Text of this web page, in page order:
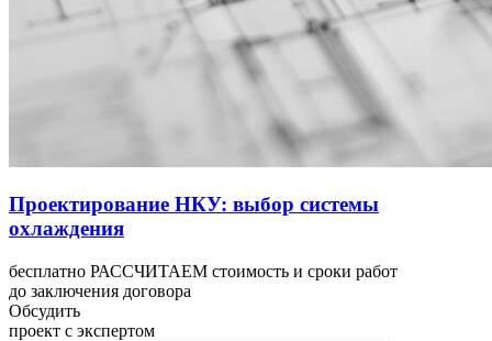
Проектирование НКУ: выбор системы
охлаждения
бесплатно РАССЧИТАЕМ стоимость и сроки работ
до заключения договора
Обсудить
проект с экспертом